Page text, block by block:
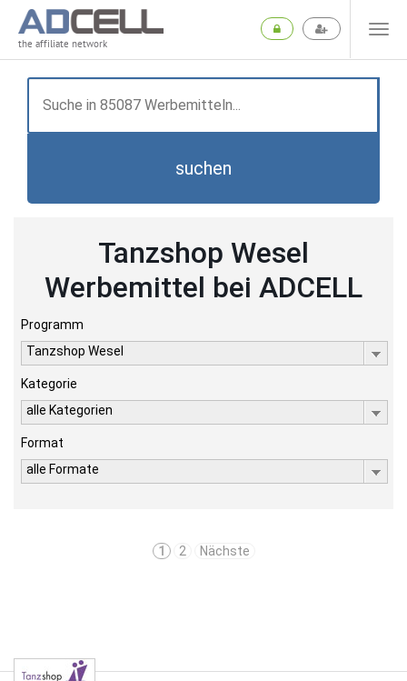
the affiliate network
suchen
Tanzshop Wesel
Werbemittel bei ADCELL
Programm
Tanzshop Wesel
Kategorie
alle Kategorien
Format
alle Formate
1 2 Nächste